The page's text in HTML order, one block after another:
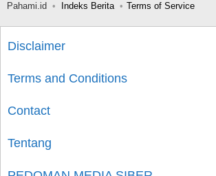
Pahami.id Indeks Berita Terms of Service
Disclaimer
Terms and Conditions
Contact
Tentang